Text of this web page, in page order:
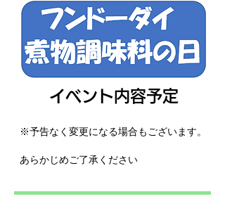
イベント内容予定
※予告なく変更になる場合もございます。
あらかじめ​ご了承ください